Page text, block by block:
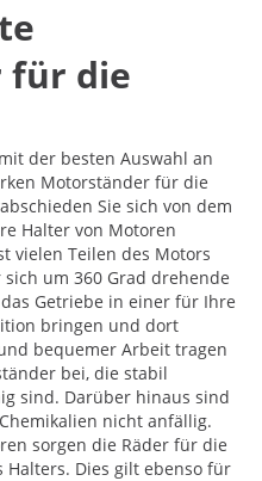
für die
der besten Auswahl an
Motorständer für die
Sie sich von dem
Halter von Motoren
vielen Teilen des Motors
um 360 Grad drehende
Getriebe in einer für Ihre
bringen und dort
bequemer Arbeit tragen
bei, die stabil
sind. Darüber hinaus sind
nicht anfällig.
sorgen die Räder für die
Halters. Dies gilt ebenso für